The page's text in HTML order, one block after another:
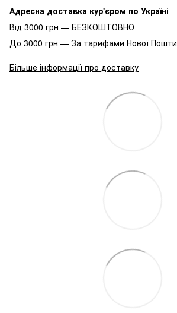
Адресна доставка кур'єром по Україні
Від 3000 грн — БЕЗКОШТОВНО
До 3000 грн — За тарифами Нової Пошти
Більше інформації про доставку